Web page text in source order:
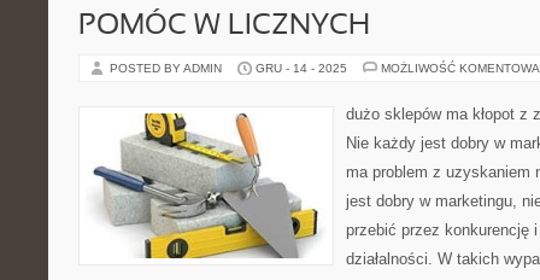
POMÓC W LICZNYCH
POSTED BY ADMIN GRU - 14 - 2025 MOŻLIWOŚĆ
dużo sklepów ma kłopot z
Nie każdy jest dobry w
ma problem z uzyskaniem
jest dobry w marketingu,
przebić przez konkurencję
działalności. W takich